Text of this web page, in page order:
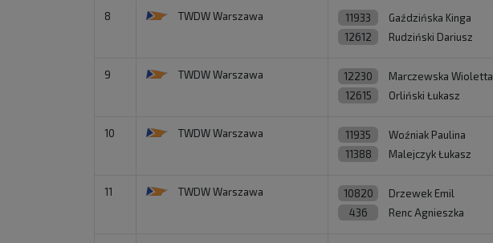
8 TWDW Warszawa 11933 Gaździńska Kinga
12612
Rudziński Dariusz
9 TWDW Warszawa 12230 Marczewska Wioletta
12615
Orliński Łukasz
10 TWDW Warszawa 11935 Woźniak Paulina
11388
Malejczyk Łukasz
11 TWDW Warszawa 10820 Drzewek Emil
436
Renc Agnieszka